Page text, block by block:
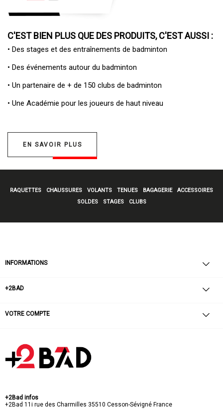
C'EST BIEN PLUS QUE DES PRODUITS, C'EST AUSSI :
• Des stages et des entraînements de badminton
• Des événements autour du badminton
• Un partenaire de + de 150 clubs de badminton
• Une Académie pour les joueurs de haut niveau
EN SAVOIR PLUS
RAQUETTES CHAUSSURES VOLANTS TENUES BAGAGERIE
ACCESSOIRES
SOLDES
STAGES CLUBS
INFORMATIONS
+2BAD
VOTRE COMPTE
+2Bad infos
+2Bad 11i rue des Charmilles 35510 Cesson-Sévigné France